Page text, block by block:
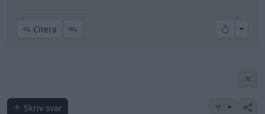
Citera All
Skriv svar